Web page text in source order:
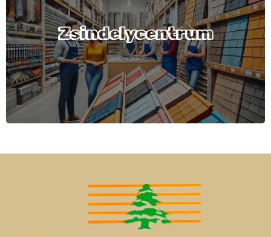
Zsindelycentrum
megtalálható magastetők borítására
alkalmas tetőfedő anyagokat. A
tetőzsindelyeknél az amerikai, európai
típusok teszik ki kereskedelmünk nagy
részét.